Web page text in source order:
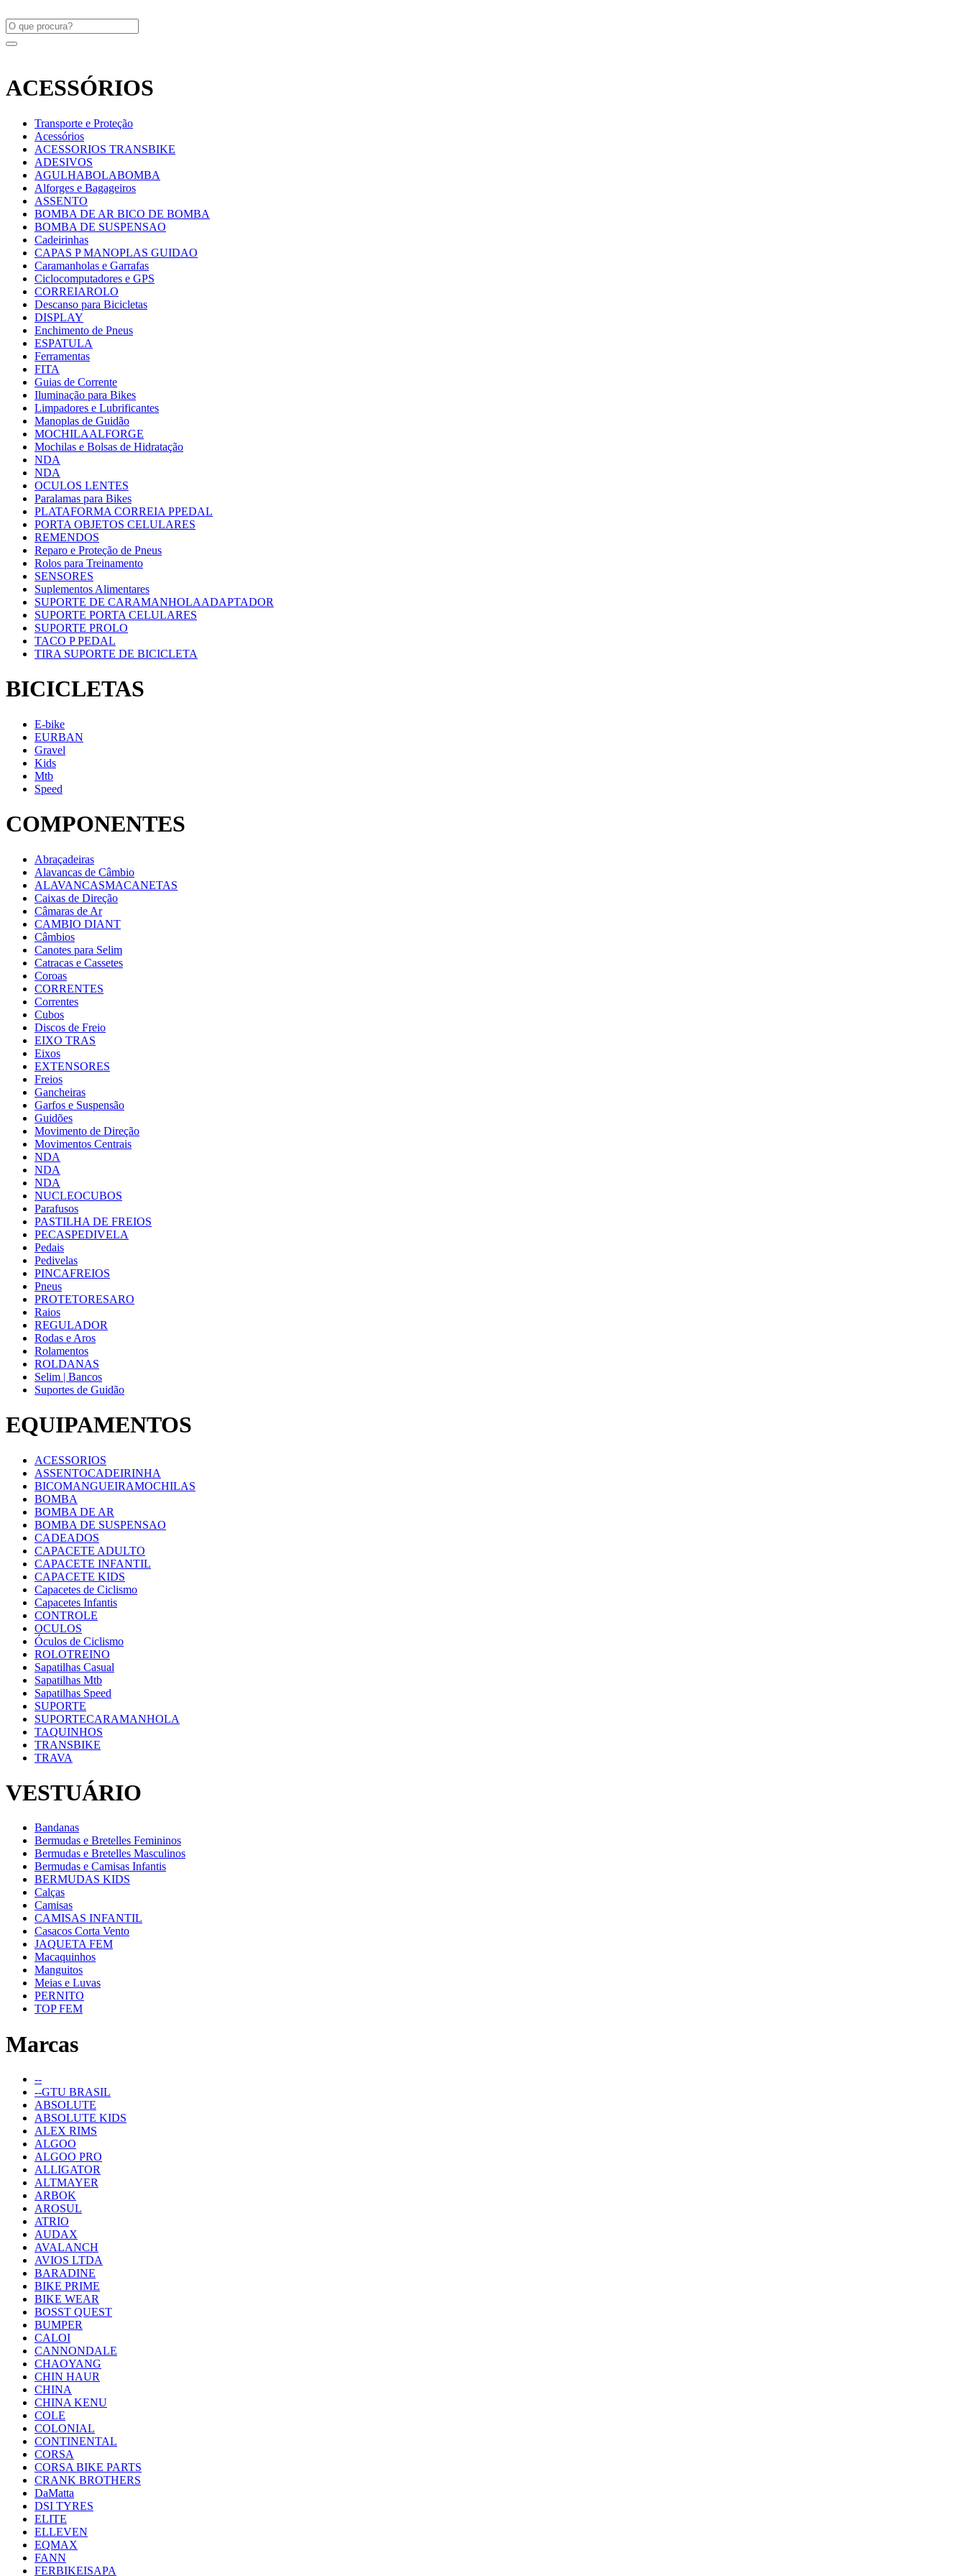
ACESSÓRIOS
Transporte e Proteção
Acessórios
ACESSORIOS TRANSBIKE
ADESIVOS
AGULHABOLABOMBA
Alforges e Bagageiros
ASSENTO
BOMBA DE AR BICO DE BOMBA
BOMBA DE SUSPENSAO
Cadeirinhas
CAPAS P MANOPLAS GUIDAO
Caramanholas e Garrafas
Ciclocomputadores e GPS
CORREIAROLO
Descanso para Bicicletas
DISPLAY
Enchimento de Pneus
ESPATULA
Ferramentas
FITA
Guias de Corrente
Iluminação para Bikes
Limpadores e Lubrificantes
Manoplas de Guidão
MOCHILAALFORGE
Mochilas e Bolsas de Hidratação
NDA
NDA
OCULOS LENTES
Paralamas para Bikes
PLATAFORMA CORREIA PPEDAL
PORTA OBJETOS CELULARES
REMENDOS
Reparo e Proteção de Pneus
Rolos para Treinamento
SENSORES
Suplementos Alimentares
SUPORTE DE CARAMANHOLAADAPTADOR
SUPORTE PORTA CELULARES
SUPORTE PROLO
TACO P PEDAL
TIRA SUPORTE DE BICICLETA
BICICLETAS
E-bike
EURBAN
Gravel
Kids
Mtb
Speed
COMPONENTES
Abraçadeiras
Alavancas de Câmbio
ALAVANCASMACANETAS
Caixas de Direção
Câmaras de Ar
CAMBIO DIANT
Câmbios
Canotes para Selim
Catracas e Cassetes
Coroas
CORRENTES
Correntes
Cubos
Discos de Freio
EIXO TRAS
Eixos
EXTENSORES
Freios
Gancheiras
Garfos e Suspensão
Guidões
Movimento de Direção
Movimentos Centrais
NDA
NDA
NDA
NUCLEOCUBOS
Parafusos
PASTILHA DE FREIOS
PECASPEDIVELA
Pedais
Pedivelas
PINCAFREIOS
Pneus
PROTETORESARO
Raios
REGULADOR
Rodas e Aros
Rolamentos
ROLDANAS
Selim | Bancos
Suportes de Guidão
EQUIPAMENTOS
ACESSORIOS
ASSENTOCADEIRINHA
BICOMANGUEIRAMOCHILAS
BOMBA
BOMBA DE AR
BOMBA DE SUSPENSAO
CADEADOS
CAPACETE ADULTO
CAPACETE INFANTIL
CAPACETE KIDS
Capacetes de Ciclismo
Capacetes Infantis
CONTROLE
OCULOS
Óculos de Ciclismo
ROLOTREINO
Sapatilhas Casual
Sapatilhas Mtb
Sapatilhas Speed
SUPORTE
SUPORTECARAMANHOLA
TAQUINHOS
TRANSBIKE
TRAVA
VESTUÁRIO
Bandanas
Bermudas e Bretelles Femininos
Bermudas e Bretelles Masculinos
Bermudas e Camisas Infantis
BERMUDAS KIDS
Calças
Camisas
CAMISAS INFANTIL
Casacos Corta Vento
JAQUETA FEM
Macaquinhos
Manguitos
Meias e Luvas
PERNITO
TOP FEM
Marcas
--
--GTU BRASIL
ABSOLUTE
ABSOLUTE KIDS
ALEX RIMS
ALGOO
ALGOO PRO
ALLIGATOR
ALTMAYER
ARBOK
AROSUL
ATRIO
AUDAX
AVALANCH
AVIOS LTDA
BARADINE
BIKE PRIME
BIKE WEAR
BOSST QUEST
BUMPER
CALOI
CANNONDALE
CHAOYANG
CHIN HAUR
CHINA
CHINA KENU
COLE
COLONIAL
CONTINENTAL
CORSA
CORSA BIKE PARTS
CRANK BROTHERS
DaMatta
DSI TYRES
ELITE
ELLEVEN
EQMAX
FANN
FERBIKEISAPA